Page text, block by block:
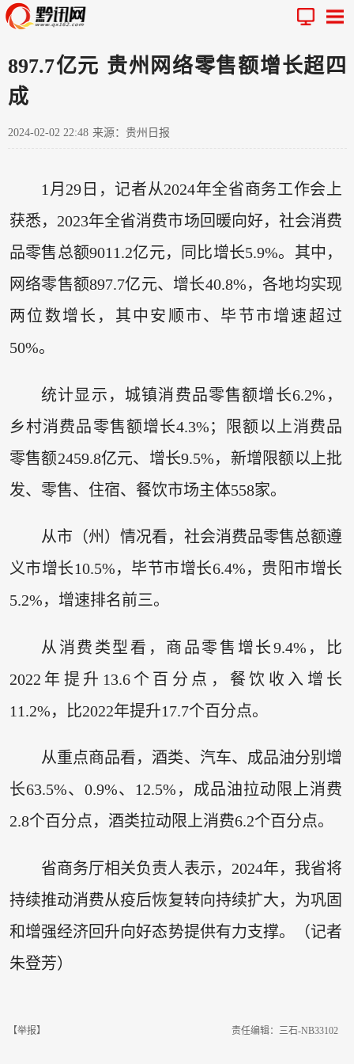
897.7亿元 贵州网络零售额增长超四
成
2024-02-02 22:48 来源：贵州日报
1月29日，记者从2024年全省商务工作会上
获悉，2023年全省消费市场回暖向好，社会消费
品零售总额9011.2亿元，同比增长5.9%。其中，
网络零售额897.7亿元、增长40.8%，各地均实现
两位数增长，其中安顺市、毕节市增速超过
50%。
统计显示，城镇消费品零售额增长6.2%，
乡村消费品零售额增长4.3%；限额以上消费品
零售额2459.8亿元、增长9.5%，新增限额以上批
发、零售、住宿、餐饮市场主体558家。
从市（州）情况看，社会消费品零售总额遵
义市增长10.5%，毕节市增长6.4%，贵阳市增长
5.2%，增速排名前三。
从消费类型看，商品零售增长9.4%，比
2022年提升13.6个百分点，餐饮收入增长
11.2%，比2022年提升17.7个百分点。
从重点商品看，酒类、汽车、成品油分别增
长63.5%、0.9%、12.5%，成品油拉动限上消费
2.8个百分点，酒类拉动限上消费6.2个百分点。
省商务厅相关负责人表示，2024年，我省将
持续推动消费从疫后恢复转向持续扩大，为巩固
和增强经济回升向好态势提供有力支撑。（记者
朱登芳）
【举报】 责任编辑：三石-NB33102